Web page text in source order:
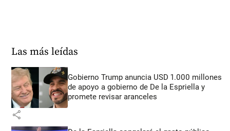
Las más leídas
Gobierno Trump anuncia USD 1.000 millones
de apoyo a gobierno de De la Espriella y
promete revisar aranceles
share